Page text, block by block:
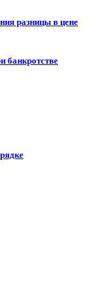
разницы в цене
банкротстве